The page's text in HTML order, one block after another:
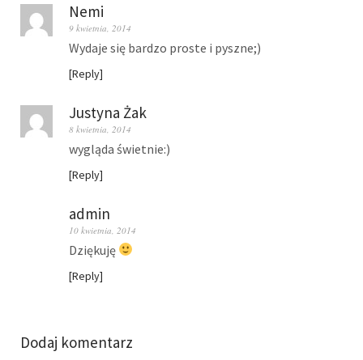
Nemi
9 kwietnia, 2014
Wydaje się bardzo proste i pyszne;)
Reply
Justyna Żak
8 kwietnia, 2014
wygląda świetnie:)
Reply
admin
10 kwietnia, 2014
Dziękuję
Reply
Dodaj komentarz